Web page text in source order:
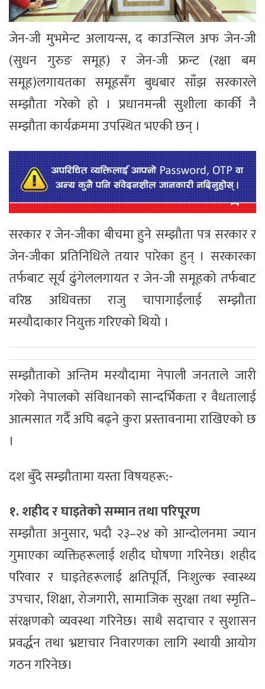
जेन-जी मुभमेन्ट अलायन्स, द काउन्सिल अफ जेन-जी
(सुधन गुरुङ समूह) र जेन-जी फ्रन्ट (रक्षा बम
समूह)लगायतका समूहसँग बुधबार साँझ सरकारले
सम्झौता गरेको हो । प्रधानमन्त्री सुशीला कार्की नै
सम्झौता कार्यक्रममा उपस्थित भएकी छन् ।
सरकार र जेन-जीका बीचमा हुने सम्झौता पत्र सरकार र
जेन-जीका प्रतिनिधिले तयार पारेका हुन् । सरकारका
तर्फबाट सूर्य ढुंगेललगायत र जेन-जी समूहको तर्फबाट
वरिष्ठ अधिवक्ता राजु चापागाईंलाई सम्झौता
मस्यौदाकार नियुक्त गरिएको थियो ।
सम्झौताको अन्तिम मस्यौदामा नेपाली जनताले जारी
गरेको नेपालको संविधानको सान्दर्भिकता र वैधतालाई
आत्मसात गर्दै अघि बढ्ने कुरा प्रस्तावनामा राखिएको छ
।
दश बुँदे सम्झौतामा यस्ता विषयहरू:-
१. शहीद र घाइतेको सम्मान तथा परिपूरण
सम्झौता अनुसार, भदौ २३–२४ को आन्दोलनमा ज्यान
गुमाएका व्यक्तिहरूलाई शहीद घोषणा गरिनेछ। शहीद
परिवार र घाइतेहरूलाई क्षतिपूर्ति, निःशुल्क स्वास्थ्य
उपचार, शिक्षा, रोजगारी, सामाजिक सुरक्षा तथा स्मृति–
संरक्षणको व्यवस्था गरिनेछ। साथै सदाचार र सुशासन
प्रवर्द्धन तथा भ्रष्टाचार निवारणका लागि स्थायी आयोग
गठन गरिनेछ।